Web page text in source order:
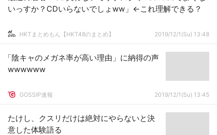
いっすか？CDいらないでしょww」←これ理解できる？
HKTまとめもん【HKT48のまとめ】 2019/12/1(Su) 13:48
「陰キャのメガネ率が高い理由」に納得の声
wwwwww
GOSSIP速報 2019/12/1(Su) 13:45
たけし、クスリだけは絶対にやらないと決
意した体験語る